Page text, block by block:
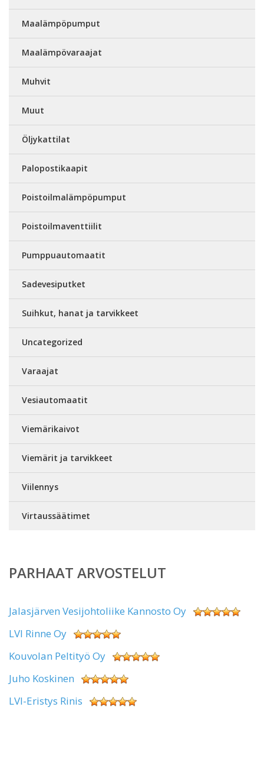
Maalämpöpumput
Maalämpövaraajat
Muhvit
Muut
Öljykattilat
Palopostikaapit
Poistoilmalämpöpumput
Poistoilmaventtiilit
Pumppuautomaatit
Sadevesiputket
Suihkut, hanat ja tarvikkeet
Uncategorized
Varaajat
Vesiautomaatit
Viemärikaivot
Viemärit ja tarvikkeet
Viilennys
Virtaussäätimet
PARHAAT ARVOSTELUT
Jalasjärven Vesijohtoliike Kannosto Oy
LVI Rinne Oy
Kouvolan Peltityö Oy
Juho Koskinen
LVI-Eristys Rinis